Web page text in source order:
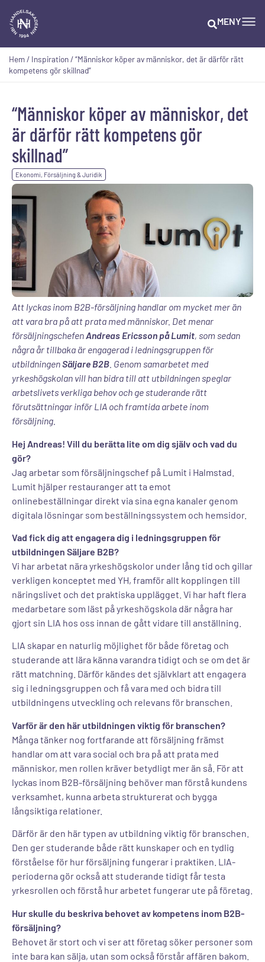
MENY
Hem/ Inspiration/“Människor köper av människor, det är därför rätt
kompetens gör skillnad”
“Människor köper av människor, det
är därför rätt kompetens gör
skillnad”
Ekonomi, Försäljning & Juridik
Att lyckas inom B2B-försäljning handlar om mycket mer än
att vara bra på att prata med människor. Det menar
försäljningschefenAndreas Ericsson på Lumit, som sedan
några år tillbaka är engagerad i ledningsgruppen för
utbildningenSäljare B2B . Genom samarbetet med
yrkeshögskolan vill han bidra till att utbildningen speglar
arbetslivets verkliga behov och ge studerande rätt
förutsättningar inför LIA och framtida arbete inom
försäljning.
Hej Andreas! Vill du berätta lite om dig själv och vad du
gör?
Jag arbetar som försäljningschef på Lumit i Halmstad.
Lumit hjälper restauranger att ta emot
onlinebeställningar direkt via sina egna kanaler genom
digitala lösningar som beställningssystem och hemsidor.
Vad fick dig att engagera dig i ledningsgruppen för
utbildningen Säljare B2B?
Vi har arbetat nära yrkeshögskolor under lång tid och gillar
verkligen konceptet med YH, framför allt kopplingen till
näringslivet och det praktiska upplägget. Vi har haft flera
medarbetare som läst på yrkeshögskola där några har
gjort sin LIA hos oss innan de gått vidare till anställning.
LIA skapar en naturlig möjlighet för både företag och
studerande att lära känna varandra tidigt och se om det är
rätt matchning. Därför kändes det självklart att engagera
sig i ledningsgruppen och få vara med och bidra till
utbildningens utveckling och relevans för branschen.
Varför är den här utbildningen viktig för branschen?
Många tänker nog fortfarande att försäljning främst
handlar om att vara social och bra på att prata med
människor, men rollen kräver betydligt mer än så. För att
lyckas inom B2B-försäljning behöver man förstå kundens
verksamhet, kunna arbeta strukturerat och bygga
långsiktiga relationer.
Därför är den här typen av utbildning viktig för branschen.
Den ger studerande både rätt kunskaper och en tydlig
förståelse för hur försäljning fungerar i praktiken. LIA-
perioderna gör också att studerande tidigt får testa
yrkesrollen och förstå hur arbetet fungerar ute på företag.
Hur skulle du beskriva behovet av kompetens inom B2B-
försäljning?
Behovet är stort och vi ser att företag söker personer som
inte bara kan sälja, utan som också förstår affären bakom.